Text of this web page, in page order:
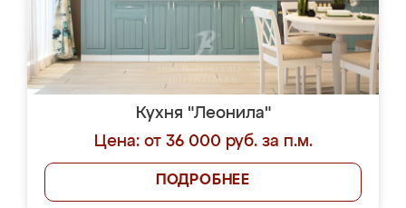
Кухня "Леонила"
Цена: от 36 000 руб. за п.м.
ПОДРОБНЕЕ